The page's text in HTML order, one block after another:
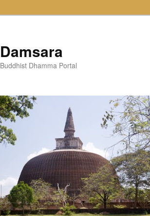
Damsara
Buddhist Dhamma Portal